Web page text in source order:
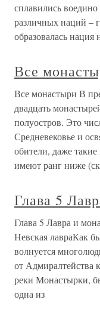
сплавились
различных наций –
образовалась нация
Все
Все монастыри В
двадцать
полуостров. Это
Средневековье и
обители, даже
имеют ранг ниже
Глава 5
Глава 5 Лавра и
Невская лавраКак
волнуется
от Адмиралтейства
реки Монастырки,
одна из